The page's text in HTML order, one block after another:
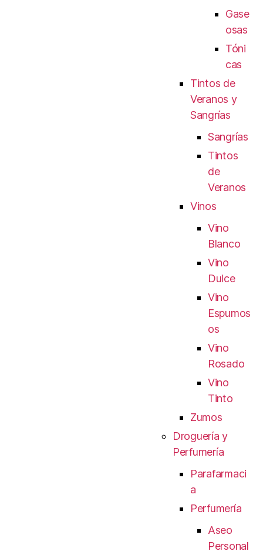
Gase
osas
Tóni
cas
Tintos de
Veranos y
Sangrías
Sangrías
Tintos
de
Veranos
Vinos
Vino
Blanco
Vino
Dulce
Vino
Espumos
os
Vino
Rosado
Vino
Tinto
Zumos
Droguería y
Perfumería
Parafarmaci
a
Perfumería
Aseo
Personal